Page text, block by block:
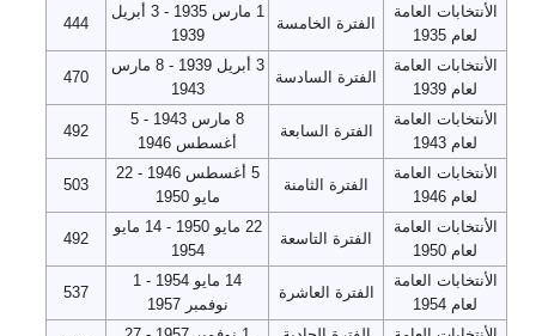
الأنتخابات العامة
لعام 1935
الفترة الخامسة
1 مارس 1935 - 3 أبريل
1939
444
الأنتخابات العامة
لعام 1939
الفترة السادسة
3 أبريل 1939 - 8 مارس
1943
470
الأنتخابات العامة
لعام 1943
الفترة السابعة
8 مارس 1943 - 5
أغسطس 1946
492
الأنتخابات العامة
لعام 1946
الفترة الثامنة
5 أغسطس 1946 - 22
مايو 1950
503
الأنتخابات العامة
لعام 1950
الفترة التاسعة
22 مايو 1950 - 14 مايو
1954
492
الأنتخابات العامة
لعام 1954
الفترة العاشرة
14 مايو 1954 - 1
نوفمبر 1957
537